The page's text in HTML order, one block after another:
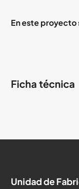
En este proyecto
Ficha técnica
Unidad de